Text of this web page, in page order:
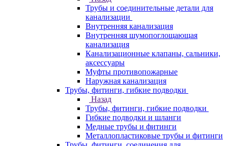
Трубы и соединительные детали для
канализации
Внутренняя канализация
Внутренняя шумопоглощающая
канализация
Канализационные клапаны, сальники,
аксессуары
Муфты противопожарные
Наружная канализация
Трубы, фитинги, гибкие подводки
Назад
Трубы, фитинги, гибкие подводки
Гибкие подводки и шланги
Медные трубы и фитинги
Металлопластиковые трубы и фитинги